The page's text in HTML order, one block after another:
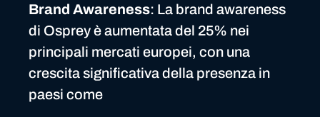
Brand Awareness: La brand awareness
di Osprey è aumentata del 25% nei
principali mercati europei, con una
crescita significativa della presenza in
paesi come